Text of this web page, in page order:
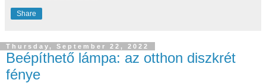
Share
Thursday, September 22, 2022
Beépíthető lámpa: az otthon diszkrét
fénye